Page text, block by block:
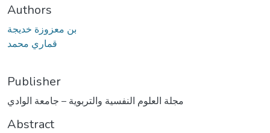
Authors
بن معزوزة خديجة
قماري محمد
Publisher
مجلة العلوم النفسية والتربوية – جامعة الوادي
Abstract